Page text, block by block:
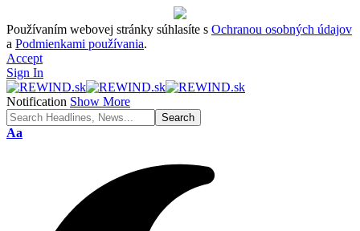
Používaním webovej stránky súhlasíte s Ochranou osobných údajov
a Podmienkami používania.
Accept
Sign In
Notification Show More
Font
Aa